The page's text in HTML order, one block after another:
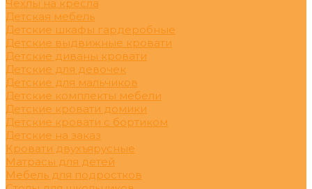
Чехлы на кресла
Детская мебель
Детские шкафы гардеробные
Детские выдвижные кровати
Детские диваны кровати
Детские для девочек
Детские для мальчиков
Детские комплекты мебели
Детские кровати домики
Детские кровати с бортиком
Детские на заказ
Кровати двухъярусные
Матрасы для детей
Мебель для подростков